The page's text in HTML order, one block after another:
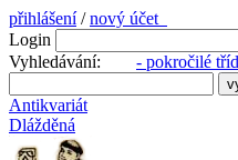
přihlášení/nový účet
Login
Vyhledávání: - pokročilé
Antikvariát
Dlážděná